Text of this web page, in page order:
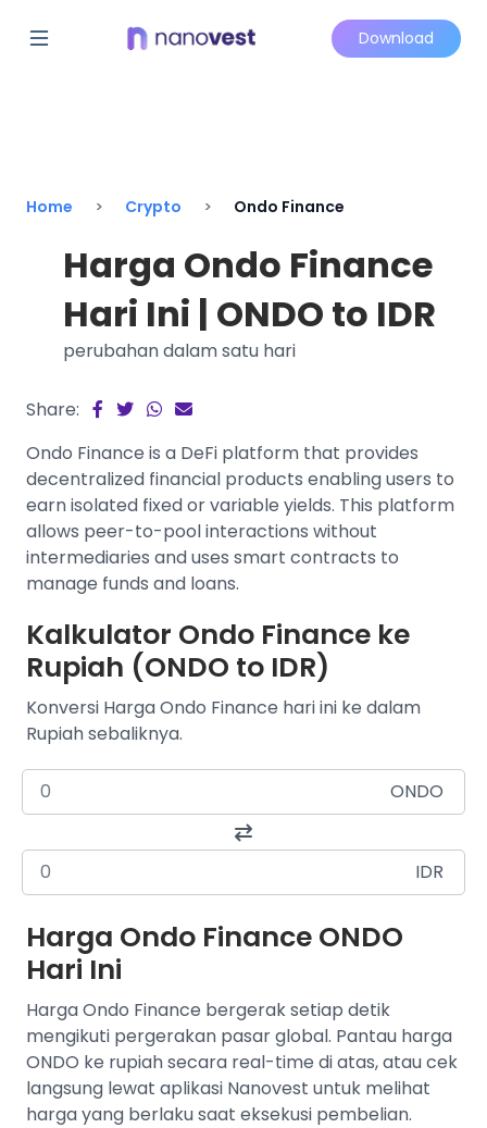
Download
Home Crypto Ondo Finance
Harga Ondo Finance
Hari Ini | ONDO to IDR
perubahan dalam satu hari
Share:
Ondo Finance is a DeFi platform that provides
decentralized financial products enabling users to
earn isolated fixed or variable yields. This platform
allows peer-to-pool interactions without
intermediaries and uses smart contracts to
manage funds and loans.
Kalkulator Ondo Finance ke
Rupiah (ONDO to IDR)
Konversi Harga Ondo Finance hari ini ke dalam
Rupiah sebaliknya.
ONDO
IDR
Harga Ondo Finance ONDO
Hari Ini
Harga Ondo Finance bergerak setiap detik
mengikuti pergerakan pasar global. Pantau harga
ONDO ke rupiah secara real-time di atas, atau cek
langsung lewat aplikasi Nanovest untuk melihat
harga yang berlaku saat eksekusi pembelian.